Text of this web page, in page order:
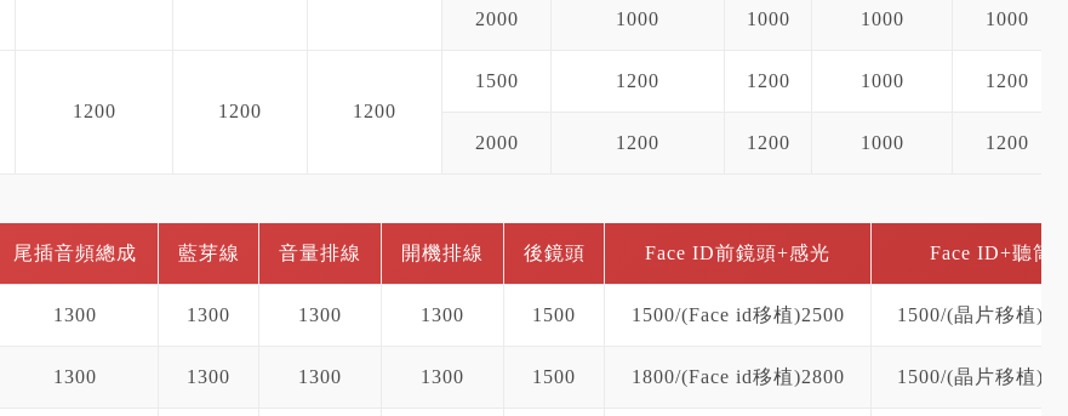
2000 1000 1000 1000 1000
1200 1200 1200
1500 1200 1200 1000 1200
2000 1200 1200 1000 1200
尾插音頻總成 藍芽線 音量排線 開機排線 後鏡頭 Face ID前鏡頭+感光 Face ID+聽筒
1300 1300 1300 1300 1500 1500/(Face id移植)2500 1500/(晶片移植
1300 1300 1300 1300 1500 1800/(Face id移植)2800 1500/(晶片移植